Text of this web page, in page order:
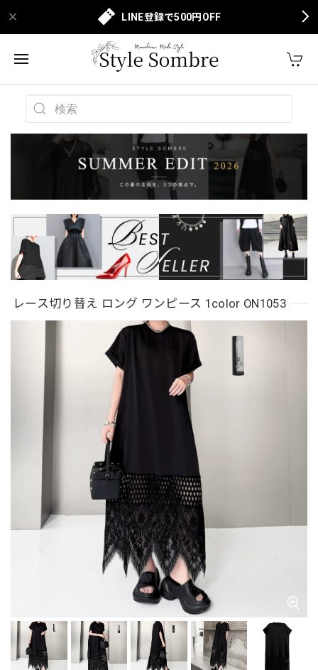
LINE登録で500円OFF
レース切り替え ロング ワンピース 1color ON1053